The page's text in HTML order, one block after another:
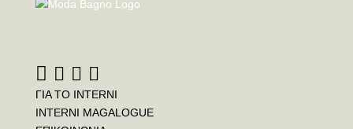
ΓΙΑ ΤΟ INTERNI
INTERNI MAGALOGUE